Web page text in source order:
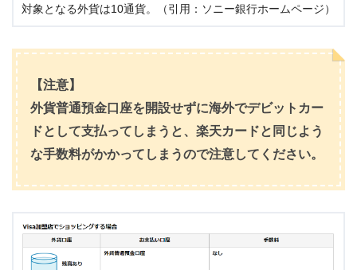
対象となる外貨は10通貨。（引用：ソニー銀行ホームページ）
【注意】
外貨普通預金口座を開設せずに海外でデビットカー
ドとして支払ってしまうと、楽天カードと同じよう
な手数料がかかってしまうので注意してください。